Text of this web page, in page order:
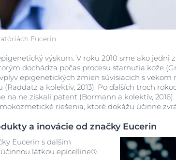
Eucerin
výskum. V roku 2010 sme ako jedni
dochádza počas procesu starnutia kože
epigenetických zmien súvisiacich s vekom
a kolektív, 2013). Po ďalších troch
na ne získali patent (Bormann a kolektív,
riešenia, ktoré dokážu účinne
a inovácie od značky Eucerin
Eucerin s ďalším
látkou epicelline®.